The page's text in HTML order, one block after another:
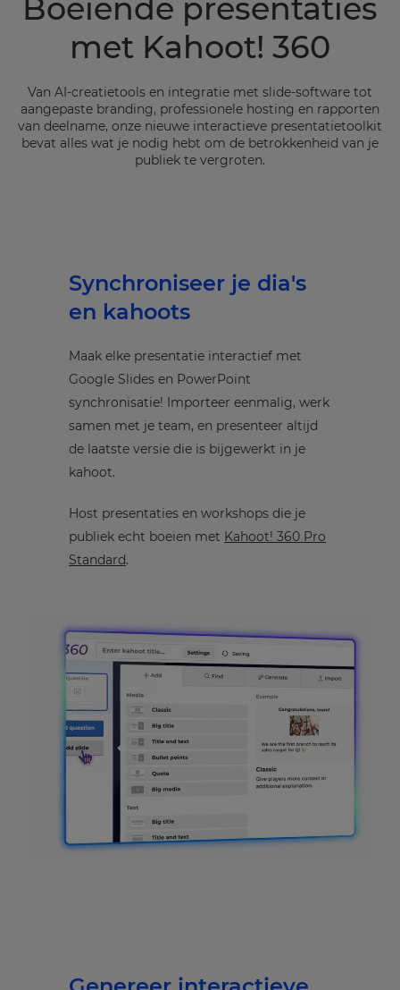
Boeiende presentaties
met Kahoot! 360
Van AI-creatietools en integratie met slide-software tot
aangepaste branding, professionele hosting en rapporten
van deelname, onze nieuwe interactieve presentatietoolkit
bevat alles wat je nodig hebt om de betrokkenheid van je
publiek te vergroten.
Synchroniseer je dia's
en kahoots
Maak elke presentatie interactief met
Google Slides en PowerPoint
synchronisatie! Importeer eenmalig, werk
samen met je team, en presenteer altijd
de laatste versie die is bijgewerkt in je
kahoot.
Host presentaties en workshops die je
publiek echt boeien met Kahoot! 360 Pro
Standard.